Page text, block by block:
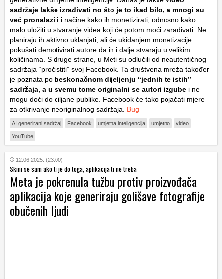
sadržaje lakše izrađivati no što je to ikad bilo, a mnogi su
već pronalazili i načine kako ih monetizirati, odnosno kako
malo uložiti u stvaranje videa koji će potom moći zarađivati. Ne
planiraju ih aktivno uklanjati, ali će ukidanjem monetizacije
pokušati demotivirati autore da ih i dalje stvaraju u velikim
količinama. S druge strane, u Meti su odlučili od neautentičnog
sadržaja “pročistiti” svoj Facebook. Ta društvena mreža također
je poznata po beskonačnom dijeljenju “jednih te istih”
sadržaja, a u svemu tome originalni se autori izgube i ne
mogu doći do ciljane publike. Facebook će tako pojačati mjere
za otkrivanje neoriginalnog sadržaja. Bug
AI generirani sadržaj Facebook umjetna inteligencija umjetno video
YouTube
12.06.2025. (23:00)
Skini se sam ako ti je do toga, aplikacija ti ne treba
Meta je pokrenula tužbu protiv proizvođača
aplikacija koje generiraju golišave fotografije
obučenih ljudi